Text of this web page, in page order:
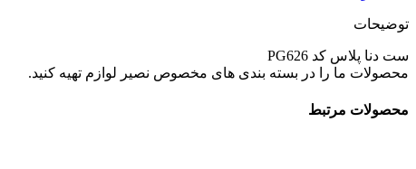
توضیحات
ست دنا پلاس کد PG626
محصولات ما را در بسته بندی های مخصوص نصیر لوازم تهیه کنید.
محصولات مرتبط